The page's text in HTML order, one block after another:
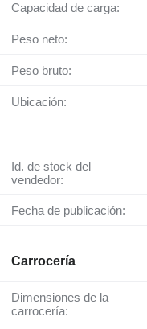
Capacidad de carga:
Peso neto:
Peso bruto:
Ubicación:
Id. de stock del
vendedor:
Fecha de publicación:
Carrocería
Dimensiones de la
carrocería: